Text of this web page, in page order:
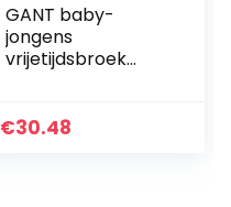
GANT baby-
jongens
vrijetijdsbroek
€30.48